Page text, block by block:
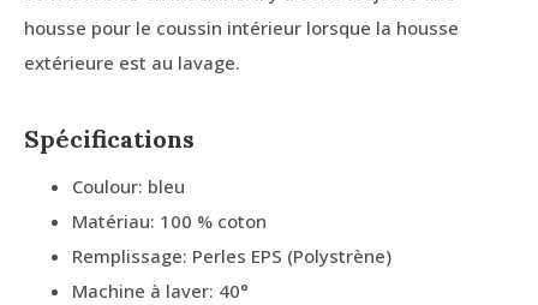
housse pour le coussin intérieur lorsque la housse
extérieure est au lavage.
Spécifications
Coulour: bleu
Matériau: 100 % coton
Remplissage: Perles EPS (Polystrène)
Machine à laver: 40°